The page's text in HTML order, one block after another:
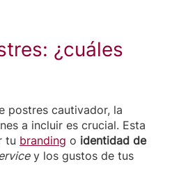
¿cuáles
postres cautivador, la
a incluir es crucial. Esta
tu branding o identidad de
y los gustos de tus